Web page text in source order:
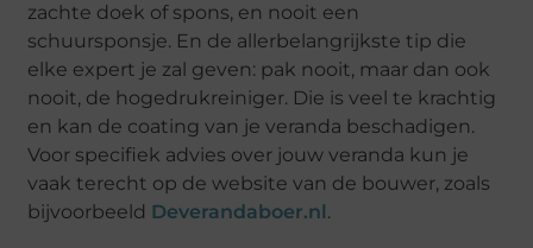
zachte doek of spons, en nooit een
schuursponsje. En de allerbelangrijkste tip die
elke expert je zal geven: pak nooit, maar dan ook
nooit, de hogedrukreiniger. Die is veel te krachtig
en kan de coating van je veranda beschadigen.
Voor specifiek advies over jouw veranda kun je
vaak terecht op de website van de bouwer, zoals
bijvoorbeeld Deverandaboer.nl .